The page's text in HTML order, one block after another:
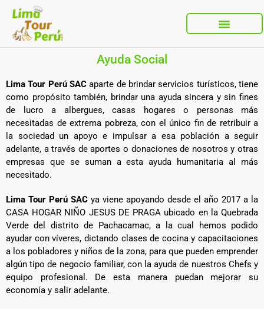
Ayuda Social
Lima Tour Perú SAC aparte de brindar servicios turísticos, tiene
como propósito también, brindar una ayuda sincera y sin fines
de lucro a albergues, casas hogares o personas más
necesitadas de extrema pobreza, con el único fin de retribuir a
la sociedad un apoyo e impulsar a esa población a seguir
adelante, a través de aportes o donaciones de nosotros y otras
empresas que se suman a esta ayuda humanitaria al más
necesitado.
Lima Tour Perú SAC ya viene apoyando desde el año 2017 a la
CASA HOGAR NIÑO JESUS DE PRAGA ubicado en la Quebrada
Verde del distrito de Pachacamac, a la cual hemos podido
ayudar con víveres, dictando clases de cocina y capacitaciones
a los pobladores y niños de la zona, para que pueden emprender
algún tipo de negocio familiar, con la ayuda de nuestros Chefs y
equipo profesional. De esta manera puedan mejorar su
economía y salir adelante.